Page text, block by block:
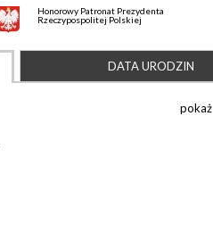
Honorowy Patronat Prezydenta
Rzeczypospolitej Polskiej
DATA URODZIN
pokaż